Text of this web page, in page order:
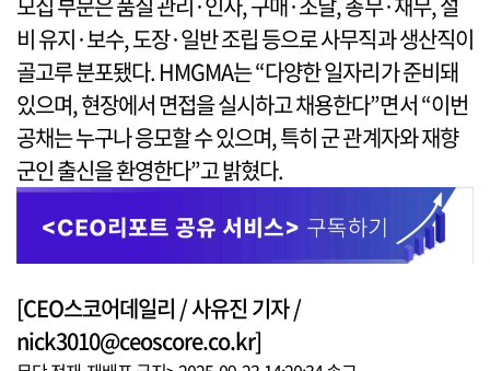
비 유지·보수, 도장·일반 조립 등으로 사무직과 생산직이
골고루 분포됐다. HMGMA는 “다양한 일자리가 준비돼
있으며, 현장에서 면접을 실시하고 채용한다”면서 “이번
공채는 누구나 응모할 수 있으며, 특히 군 관계자와 재향
군인 출신을 환영한다”고 밝혔다.
[CEO스코어데일리 / 사유진 기자 /
nick3010@ceoscore.co.kr]